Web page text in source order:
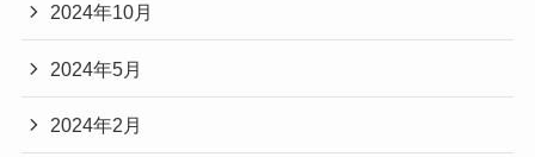
2024年10月
2024年5月
2024年2月